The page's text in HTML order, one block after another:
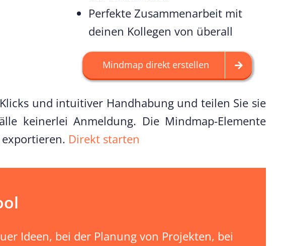
Perfekte Zusammenarbeit mit
deinen Kollegen von überall
Mindmap direkt erstellen
und intuitiver Handhabung und teilen Sie sie
keinerlei Anmeldung. Die Mindmap-Elemente
Direkt starten
Ideen, bei der Planung von Projekten, bei